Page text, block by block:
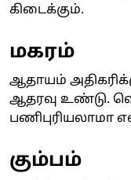
கிடைக்கும்.
மகரம்
ஆதாயம்
ஆதரவு உண்டு.
பணிபுரியலாமா
கும்பம்